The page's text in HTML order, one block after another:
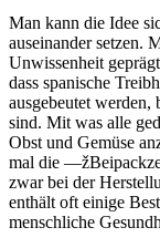
Man kann die Idee
auseinander setzen.
Unwissenheit
dass spanische
ausgebeutet
sind. Mit was alle
Obst und Gemüse
mal die
zwar bei der
enthält oft einige
menschliche